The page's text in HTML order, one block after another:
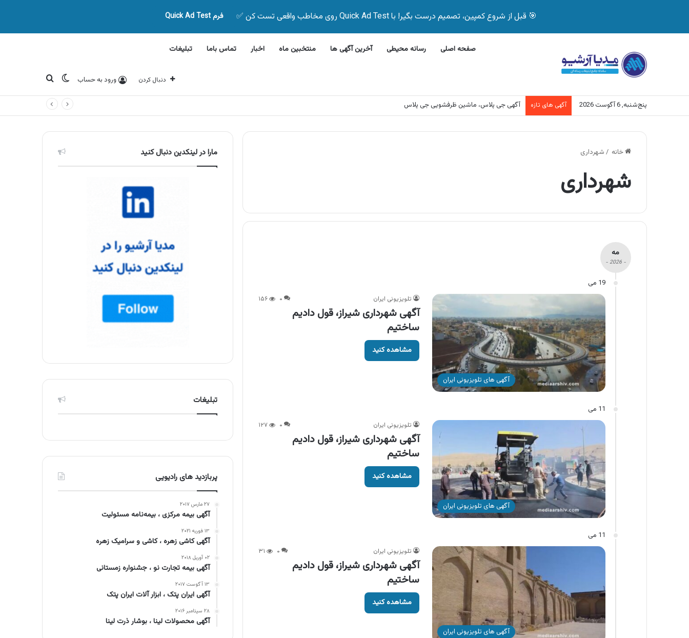
🎯 قبل از شروع کمپین، تصمیم درست بگیر! با Quick Ad Test روی مخاطب واقعی تست کن ✅ فرم Quick Ad Test
صفحه اصلی رسانه محیطی آخرین آگهی ها منتخبین ماه اخبار تماس باما تبلیغات
دنبال کردن ورود به حساب تغییر پوسته
جستجو برای
پنج‌شنبه, 6 آگوست 2026 آگهی های تازه آگهی بیمه دات کام، خرید آنلاین بیمه زیر ۵ دقیقه
خانه / شهرداری
شهرداری
مه
- 2026 -
19 می
آگهی های تلویزیونی ایران
تلویزیونی ایران ۰ ۱۵۶
آگهی شهرداری شیراز، قول دادیم
ساختیم
مشاهده کنید
11 می
آگهی های تلویزیونی ایران
تلویزیونی ایران ۰ ۱۲۷
آگهی شهرداری شیراز، قول دادیم
ساختیم
مشاهده کنید
11 می
آگهی های تلویزیونی ایران
تلویزیونی ایران ۰ ۳۱
آگهی شهرداری شیراز، قول دادیم
ساختیم
مشاهده کنید
مارا در لینکدین دنبال کنید
تبلیغات
پربازدید های رادیویی
۲۷ مارس ۲۰۱۷
آگهی بیمه مرکزی ، بیمه‌نامه مسئولیت
۱۳ فوریه ۲۰۲۱
آگهی کاشی زهره ، کاشی و سرامیک زهره
۰۲ آوریل ۲۰۱۸
آگهی بیمه تجارت نو ، جشنواره زمستانی
۱۳ آگوست ۲۰۱۷
آگهی ایران پتک ، ابزار آلات ایران پتک
۲۸ سپتامبر ۲۰۱۶
آگهی محصولات لینا ، بوشار ذرت لینا